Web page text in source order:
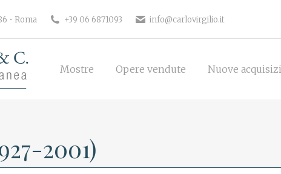
• Roma +39 06 6871093 info@carlovirgilio.it
Mostre Opere vendute Nuove
2001)